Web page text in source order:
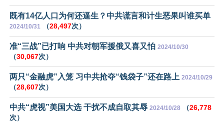
既有14亿人口为何还逼生？中共谎言和计生恶果叫谁买单
2024/10/31 （28,497次）
准“三战”已打响 中共对朝军援俄又喜又怕 2024/10/30
（30,067次）
两只“金融虎”入笼 习中共抢夺“钱袋子”还在路上 2024/10/29
（28,607次）
中共“虎视”美国大选 干扰不成自取其辱 2024/10/28 （26,778
次）